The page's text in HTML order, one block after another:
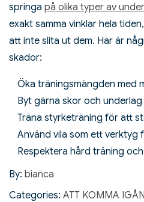
springa på olika typer av
exakt samma vinklar hela
att inte slita ut dem. Här är
skador:
Öka träningsmängden med
Byt gärna skor och
Träna styrketräning för att
Använd vila som ett verktyg
Respektera hård träning
By: bianca
Categories: ATT KOMMA